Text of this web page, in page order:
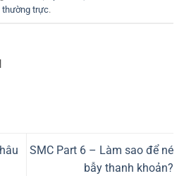
thường trực.
SMC Part 6 – Làm sao để né
bẫy thanh khoản?